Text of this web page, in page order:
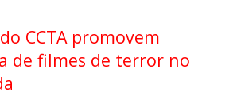
CCTA promovem
de filmes de terror no